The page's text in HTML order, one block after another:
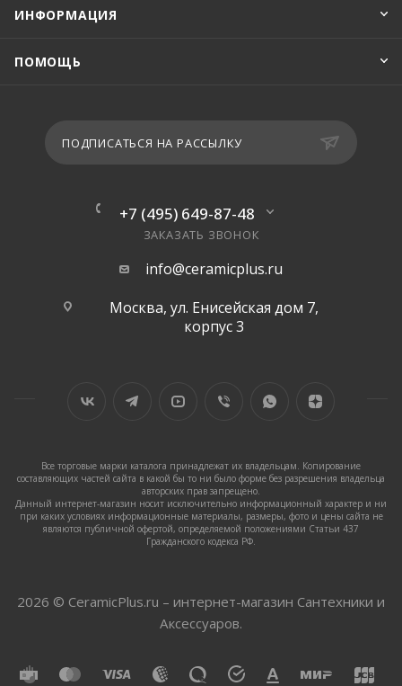
ИНФОРМАЦИЯ
ПОМОЩЬ
ПОДПИСАТЬСЯ НА РАССЫЛКУ
+7 (495) 649-87-48
ЗАКАЗАТЬ ЗВОНОК
info@ceramicplus.ru
Москва, ул. Енисейская дом 7,
корпус 3
Все торговые марки каталога принадлежат их владельцам. Копирование
составляющих частей сайта в какой бы то ни было форме без разрешения владельца
авторских прав запрещено.
Данный интернет-магазин носит исключительно информационный характер и ни
при каких условиях информационные материалы, размеры, фото и цены сайта не
являются публичной офертой, определяемой положениями Статьи 437
Гражданского кодекса РФ.
2026 © CeramicPlus.ru – интернет-магазин Сантехники и
Аксессуаров.